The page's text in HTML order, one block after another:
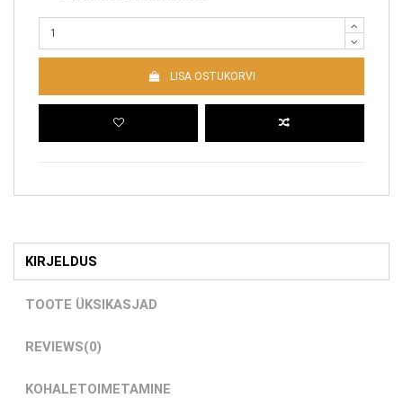
LISA OSTUKORVI
KIRJELDUS
TOOTE ÜKSIKASJAD
REVIEWS(0)
KOHALETOIMETAMINE